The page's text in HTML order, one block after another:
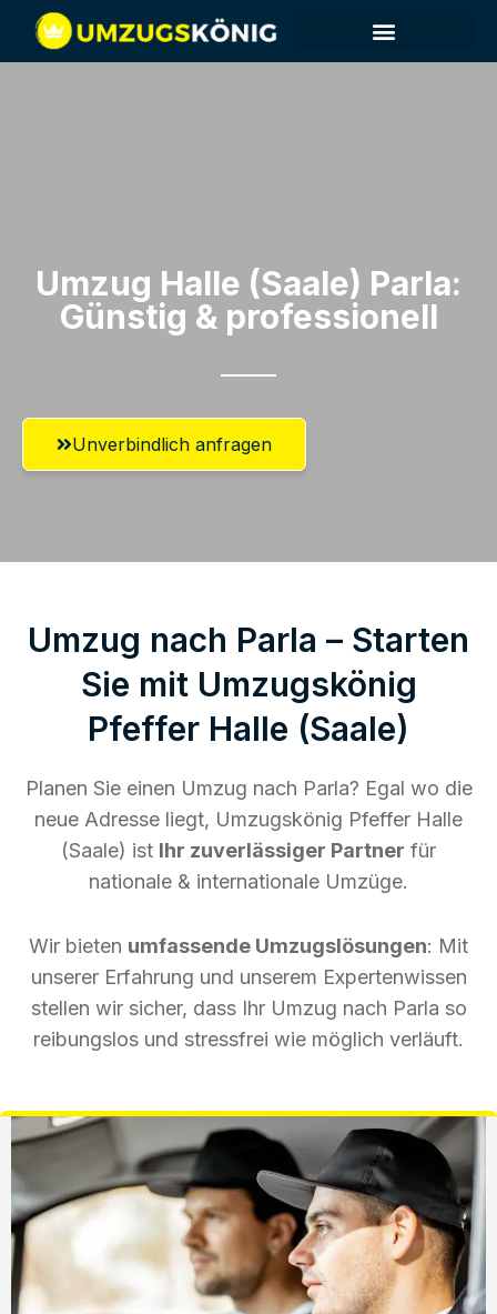
Umzug Halle (Saale)​ Parla:
Günstig & professionell​
Unverbindlich anfragen
Umzug nach Parla – Starten
Sie mit Umzugskönig
Pfeffer Halle (Saale)
Planen Sie einen Umzug nach Parla? Egal wo die
neue Adresse liegt, Umzugskönig Pfeffer Halle
(Saale) ist Ihr zuverlässiger Partner für
nationale & internationale Umzüge.
Wir bieten umfassende Umzugslösungen: Mit
unserer Erfahrung und unserem Expertenwissen
stellen wir sicher, dass Ihr Umzug nach Parla so
reibungslos und stressfrei wie möglich verläuft.